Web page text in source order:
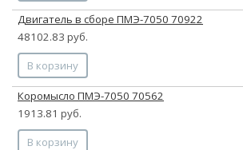
Двигатель в сборе ПМЭ-7050 70922
48102.83 руб.
В корзину
Коромысло ПМЭ-7050 70562
1913.81 руб.
В корзину